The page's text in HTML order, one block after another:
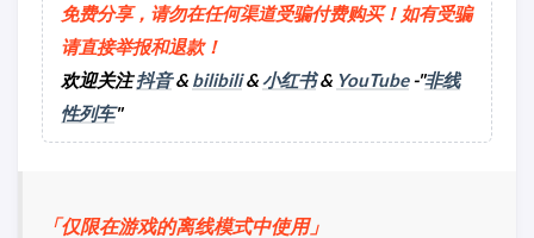
免费分享，请勿在任何渠道受骗付费购买！如有受骗
请直接举报和退款！
欢迎关注抖音& bilibili&小红书& YouTube-"非线
性列车"
「仅限在游戏的离线模式中使用」